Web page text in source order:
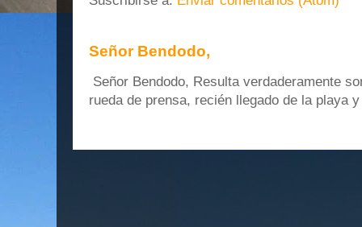
Señor Bendodo,
Señor Bendodo, Resulta verdaderamente
rueda de prensa, recién llegado de la playa